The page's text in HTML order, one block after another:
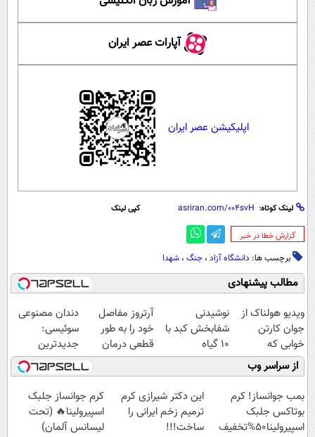
آپارات عصر ایران
اپلیکیشن عصر ایران
لینک کوتاه: کپی لینک
‌گزارش خطا در خبر
برچسب ها: دانشگاه آزاد ، جنگ ، شهدا
مطالب پیشنهادی
ویدیو هولناک از
جوان کارتن
خوابی که
میلیاردر شد.
آموزش رایگان
نوشیدنی
شفابخش کبد با
10 گیاه
موثر(تخفیف تا
امشب)
آرتروز مفاصل
خود را به طور
قطعی درمان
کنید!
◗پرسش‌نامه◖
دندان مصنوعی
سوئیسی:
جدیدترین
فناوری اروپا،
سبک و مقاوم |
پرداخت قسطی
از سراسر وب
بمب جوانساز! کرم
بوتاکس جلبک
اسپیرولینا50%تخفیف
این دکتر شیرازی کرم
ترمیم زخم ایرانی را
ساخت!!!
کرم جوانساز جلبک
اسپیرولینا🔥 (تحت
لیسانس آلمان)